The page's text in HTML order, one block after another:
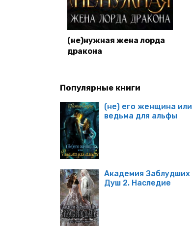
(не)нужная жена лорда
дракона
Популярные книги
(не) его женщина или
ведьма для альфы
Академия Заблудших
Душ 2. Наследие